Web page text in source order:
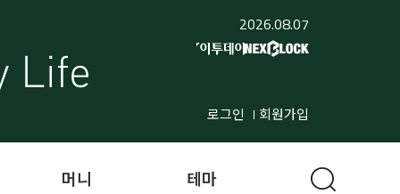
2026.08.07
로그인 회원가입
머니 테마